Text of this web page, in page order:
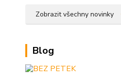
Zobrazit všechny novinky
Blog